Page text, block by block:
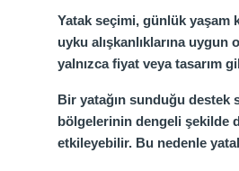
Yatak seçimi, günlük yaşam
uyku alışkanlıklarına
yalnızca fiyat veya tasarım
Bir yatağın sunduğu destek
bölgelerinin dengeli şekilde
etkileyebilir. Bu nedenle